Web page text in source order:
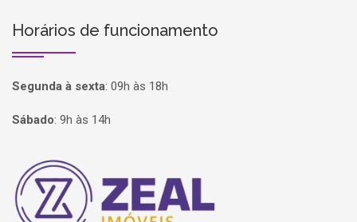
Horários de funcionamento
Segunda à sexta: 09h às 18h
Sábado: 9h às 14h
Página inicial